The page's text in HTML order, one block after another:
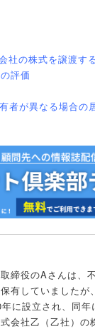
社の株式を譲渡す
評価
者が異なる場合の
締役のAさんは、
有していましたが
に設立され、同
会社乙（乙社）の